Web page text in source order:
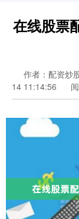
在线股票
作者：配资炒
14 11:14:56